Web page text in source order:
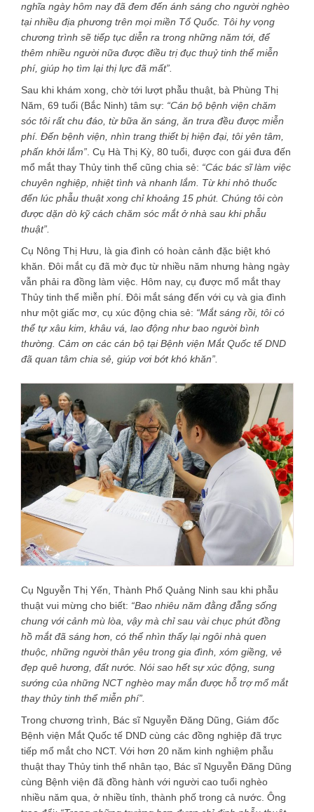
nghĩa ngày hôm nay đã đem đến ánh sáng cho người nghèo
tại nhiều địa phương trên mọi miền Tổ Quốc. Tôi hy vọng
chương trình sẽ tiếp tục diễn ra trong những năm tới, để
thêm nhiều người nữa được điều trị đục thuỷ tinh thể miễn
phí, giúp họ tìm lại thị lực đã mất”.
Sau khi khám xong, chờ tới lượt phẫu thuật, bà Phùng Thị
Năm, 69 tuổi (Bắc Ninh) tâm sự: “Cán bộ bệnh viện chăm
sóc tôi rất chu đáo, từ bữa ăn sáng, ăn trưa đều được miễn
phí. Đến bệnh viện, nhìn trang thiết bị hiện đại, tôi yên tâm,
phấn khởi lắm”. Cụ Hà Thị Kỳ, 80 tuổi, được con gái đưa đến
mổ mắt thay Thủy tinh thể cũng chia sẻ: “Các bác sĩ làm việc
chuyên nghiệp, nhiệt tình và nhanh lắm. Từ khi nhỏ thuốc
đến lúc phẫu thuật xong chỉ khoảng 15 phút. Chúng tôi còn
được dặn dò kỹ cách chăm sóc mắt ở nhà sau khi phẫu
thuật”.
Cụ Nông Thị Hưu, là gia đình có hoàn cảnh đặc biệt khó
khăn. Đôi mắt cụ đã mờ đục từ nhiều năm nhưng hàng ngày
vẫn phải ra đồng làm việc. Hôm nay, cụ được mổ mắt thay
Thủy tinh thể miễn phí. Đôi mắt sáng đến với cụ và gia đình
như một giấc mơ, cụ xúc động chia sẻ: “Mắt sáng rồi, tôi có
thể tự xâu kim, khâu vá, lao động như bao người bình
thường. Cảm ơn các cán bộ tại Bệnh viện Mắt Quốc tế DND
đã quan tâm chia sẻ, giúp vơi bớt khó khăn”.
Cụ Nguyễn Thị Yến, Thành Phố Quảng Ninh sau khi phẫu
thuật vui mừng cho biết: “Bao nhiêu năm đằng đẵng sống
chung với cảnh mù lòa, vậy mà chỉ sau vài chục phút đồng
hồ mắt đã sáng hơn, có thể nhìn thấy lại ngôi nhà quen
thuộc, những người thân yêu trong gia đình, xóm giềng, vẻ
đẹp quê hương, đất nước. Nói sao hết sự xúc động, sung
sướng của những NCT nghèo may mắn được hỗ trợ mổ mắt
thay thủy tinh thể miễn phí”.
Trong chương trình, Bác sĩ Nguyễn Đăng Dũng, Giám đốc
Bệnh viện Mắt Quốc tế DND cùng các đồng nghiệp đã trực
tiếp mổ mắt cho NCT. Với hơn 20 năm kinh nghiệm phẫu
thuật thay Thủy tinh thể nhân tạo, Bác sĩ Nguyễn Đăng Dũng
cùng Bệnh viện đã đồng hành với người cao tuổi nghèo
nhiều năm qua, ở nhiều tỉnh, thành phố trong cả nước. Ông